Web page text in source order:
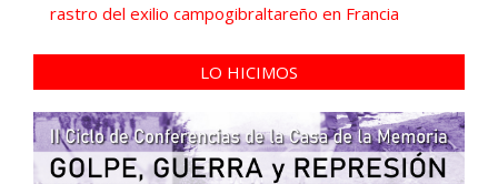
rastro del exilio campogibraltareño en Francia
LO HICIMOS